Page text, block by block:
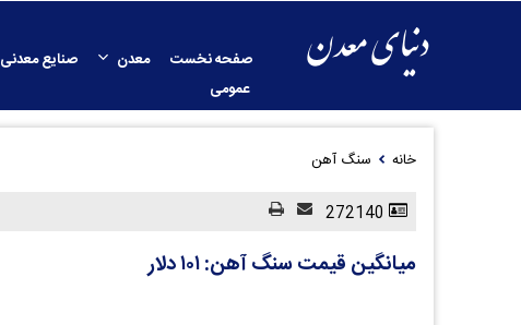
صفحه نخست معدن صنایع معدنی
عمومی
خانه سنگ آهن
میانگین قیمت سنگ آهن: ۱۰۱ دلار